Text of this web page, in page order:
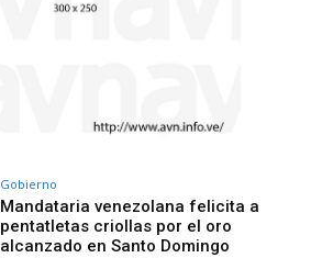
Gobierno
Mandataria venezolana felicita a
pentatletas criollas por el oro
alcanzado en Santo Domingo